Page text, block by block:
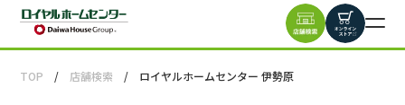
TOP 店舗検索 ロイヤルホームセンター 伊勢原